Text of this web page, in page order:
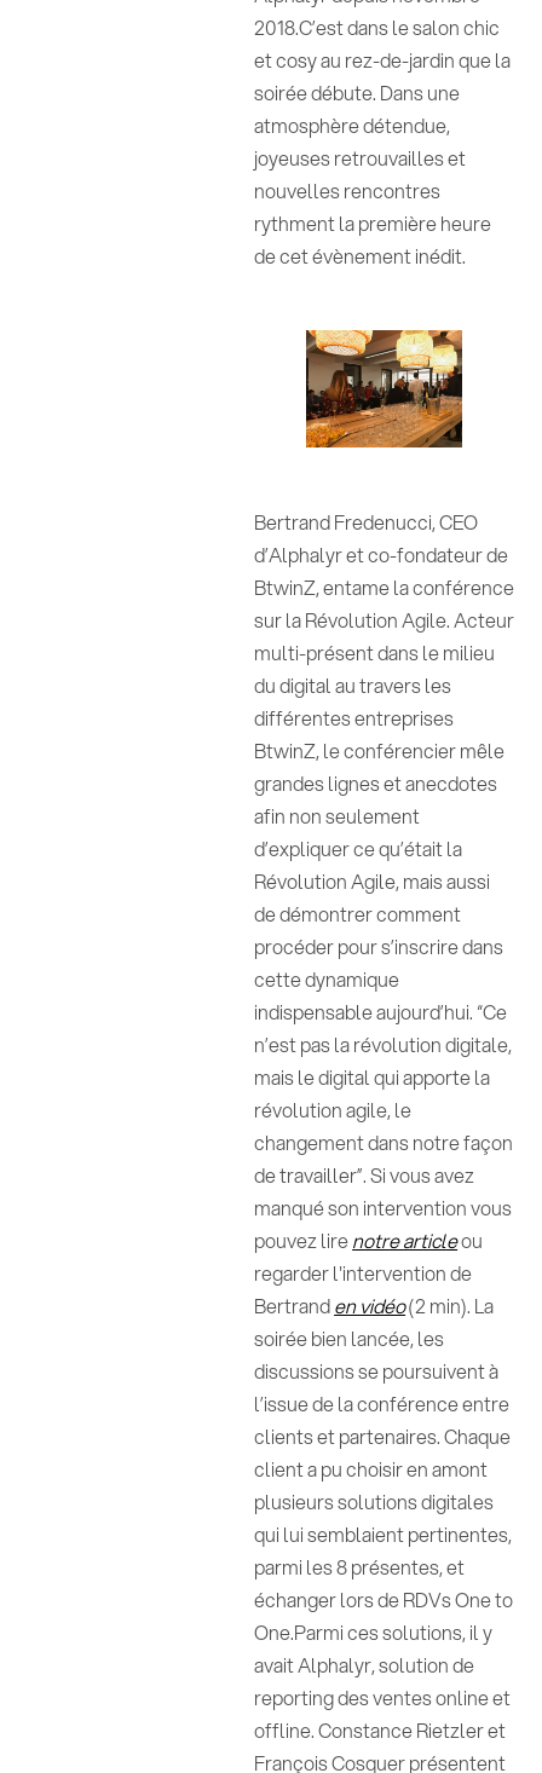
2018.C’est dans le salon chic
et cosy au rez-de-jardin que la
soirée débute. Dans une
atmosphère détendue,
joyeuses retrouvailles et
nouvelles rencontres
rythment la première heure
de cet évènement inédit.
Bertrand Fredenucci, CEO
d’Alphalyr et co-fondateur de
BtwinZ, entame la conférence
sur la Révolution Agile. Acteur
multi-présent dans le milieu
du digital au travers les
différentes entreprises
BtwinZ, le conférencier mêle
grandes lignes et anecdotes
afin non seulement
d’expliquer ce qu’était la
Révolution Agile, mais aussi
de démontrer comment
procéder pour s’inscrire dans
cette dynamique
indispensable aujourd’hui. “Ce
n’est pas la révolution digitale,
mais le digital qui apporte la
révolution agile, le
changement dans notre façon
de travailler”. Si vous avez
manqué son intervention vous
pouvez lirenotre articleou
regarder l'intervention de
Bertranden vidéo(2 min). La
soirée bien lancée, les
discussions se poursuivent à
l’issue de la conférence entre
clients et partenaires. Chaque
client a pu choisir en amont
plusieurs solutions digitales
qui lui semblaient pertinentes,
parmi les 8 présentes, et
échanger lors de RDVs One to
One.Parmi ces solutions, il y
avait Alphalyr, solution de
reporting des ventes online et
offline. Constance Rietzler et
François Cosquer présentent